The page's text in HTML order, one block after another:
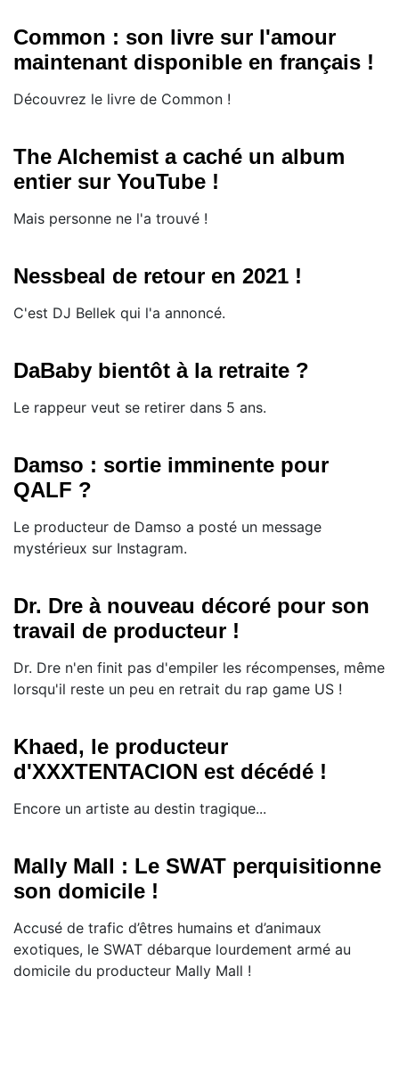
Common : son livre sur l'amour
maintenant disponible en français !
Découvrez le livre de Common !
The Alchemist a caché un album
entier sur YouTube !
Mais personne ne l'a trouvé !
Nessbeal de retour en 2021 !
C'est DJ Bellek qui l'a annoncé.
DaBaby bientôt à la retraite ?
Le rappeur veut se retirer dans 5 ans.
Damso : sortie imminente pour
QALF ?
Le producteur de Damso a posté un message
mystérieux sur Instagram.
Dr. Dre à nouveau décoré pour son
travail de producteur !
Dr. Dre n'en finit pas d'empiler les récompenses, même
lorsqu'il reste un peu en retrait du rap game US !
Khaed, le producteur
d'XXXTENTACION est décédé !
Encore un artiste au destin tragique...
Mally Mall : Le SWAT perquisitionne
son domicile !
Accusé de trafic d’êtres humains et d’animaux
exotiques, le SWAT débarque lourdement armé au
domicile du producteur Mally Mall !